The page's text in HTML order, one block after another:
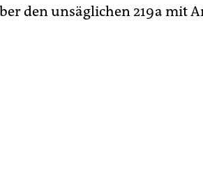
den unsäglichen 219 a mit